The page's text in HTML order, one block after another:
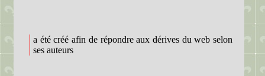
a été créé afin de répondre aux dérives du web selon
ses auteurs